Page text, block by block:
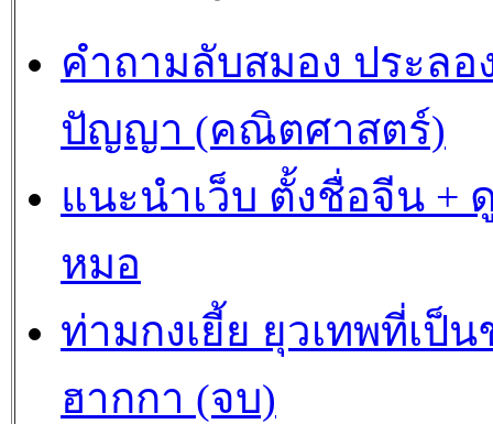
คำถามลับสมอง ประลอ
ปัญญา (คณิตศาสตร์)
แนะนำเว็บ ตั้งชื่อจีน +
หมอ
ท่ามกงเยี้ย ยุวเทพที่เป็น
ฮากกา (จบ)